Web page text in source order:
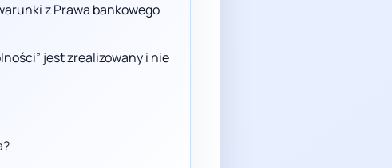
z Prawa bankowego
jest zrealizowany i nie